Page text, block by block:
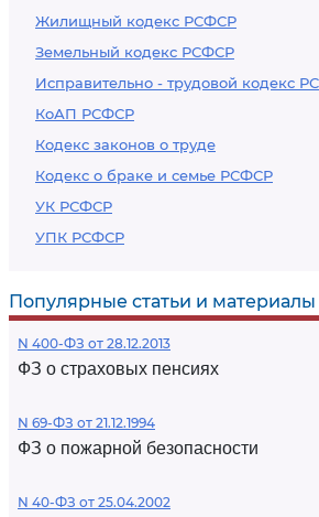
Жилищный кодекс РСФСР
Земельный кодекс РСФСР
Исправительно - трудовой кодекс
КоАП РСФСР
Кодекс законов о труде
Кодекс о браке и семье РСФСР
УК РСФСР
УПК РСФСР
Популярные статьи и материалы
N 400-ФЗ от 28.12.2013
ФЗ о страховых пенсиях
N 69-ФЗ от 21.12.1994
ФЗ о пожарной безопасности
N 40-ФЗ от 25.04.2002